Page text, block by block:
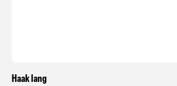
Haak lang